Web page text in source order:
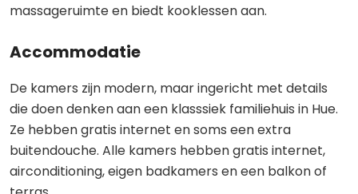
massageruimte en biedt kooklessen aan.
Accommodatie
De kamers zijn modern, maar ingericht met details
die doen denken aan een klasssiek familiehuis in Hue.
Ze hebben gratis internet en soms een extra
buitendouche. Alle kamers hebben gratis internet,
airconditioning, eigen badkamers en een balkon of